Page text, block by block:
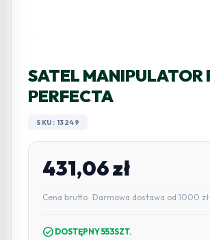
SATEL MANIPULATOR
PERFECTA
SKU: 13249
431,06zł
Cena brutto · Darmowa dostawa od 1000 zł
check_circle DOSTĘPNY 553SZT.